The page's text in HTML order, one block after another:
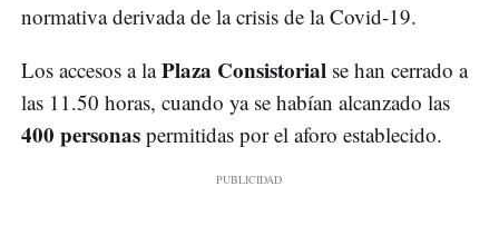
normativa derivada de la crisis de la Covid-19.
Los accesos a laPlaza Consistorial se han cerrado a
las 11.50 horas, cuando ya se habían alcanzado las
400 personas permitidas por el aforo establecido.